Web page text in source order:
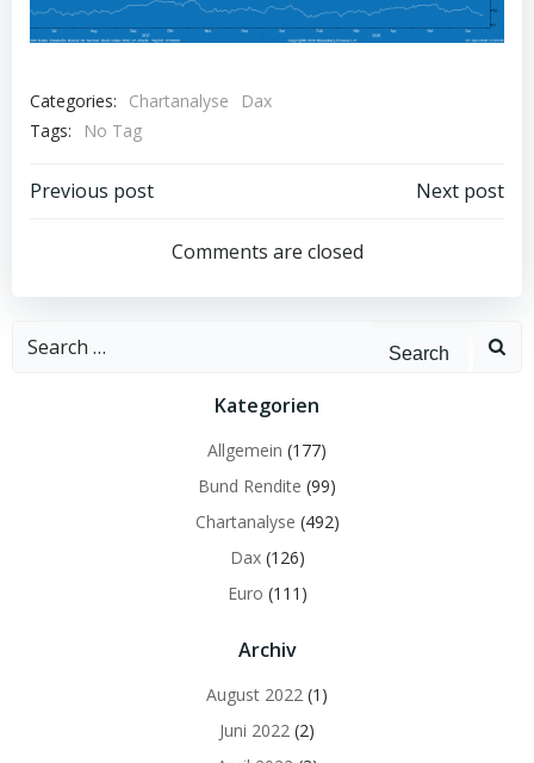
Categories: Chartanalyse
Dax
Tags:
No Tag
Post
navigation
Previous post
navigation
Next post
Comments are closed
Search
Kategorien
Allgemein (177)
Bund Rendite (99)
Chartanalyse (492)
Dax(126)
Euro (111)
Archiv
August 2022 (1)
Juni 2022 (2)